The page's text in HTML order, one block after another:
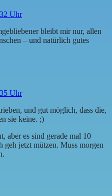
Uhr
bleibt mir nur, allen
– und natürlich gutes
Uhr
und gut möglich, dass die,
sie keine. ;)
aber es sind gerade mal 10
jetzt mützen. Muss morgen